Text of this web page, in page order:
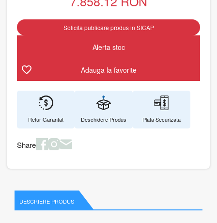
Solicita publicare produs in SICAP
Alerta stoc
Adauga la favorite
Retur Garantat Deschidere Produs Plata Securizata
Share
DESCRIERE PRODUS